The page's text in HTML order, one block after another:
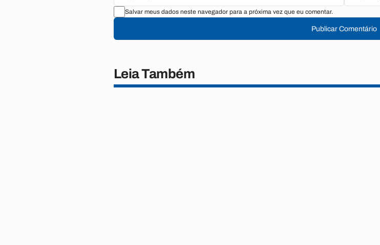
Salvar meus dados neste navegador para a próxima vez que eu comentar.
Publicar Comentário
Leia Também